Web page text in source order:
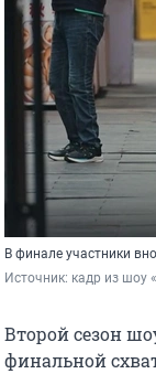
В финале участники
Источник: кадр из шоу
Второй сезон
финальной